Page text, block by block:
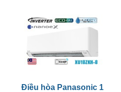
Điều hòa Panasonic 1